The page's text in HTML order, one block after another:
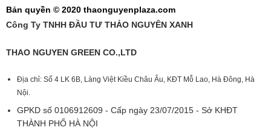
Bản quyền © 2020 thaonguyenplaza.com
Công Ty TNHH ĐẦU TƯ THẢO NGUYÊN XANH
THAO NGUYEN GREEN CO.,LTD
Địa chỉ: Số 4 LK 6B, Làng Việt Kiều Châu Âu, KĐT Mỗ Lao, Hà Đông, Hà
Nội.
GPKD số 0106912609 - Cấp ngày 23/07/2015 - Sở KHĐT
THÀNH PHỐ HÀ NỘI